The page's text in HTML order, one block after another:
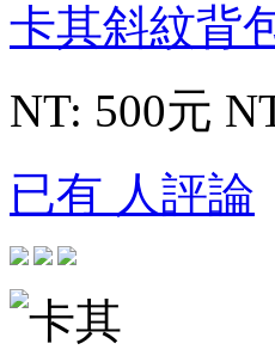
卡其斜紋背
NT: 500元
已有 人評論